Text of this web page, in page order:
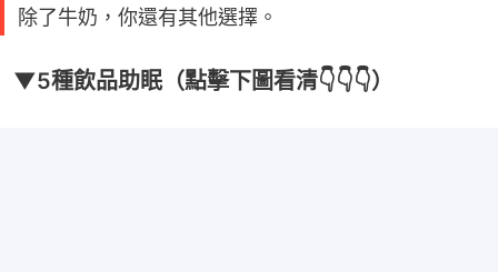
除了牛奶，你還有其他選擇。
▼5種飲品助眠（點擊下圖看清👇👇👇）